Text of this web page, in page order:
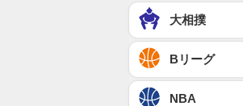
大相撲
Bリーグ
NBA